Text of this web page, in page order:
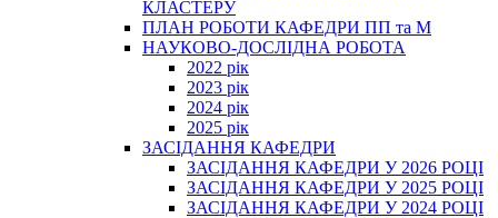
КЛАСТЕРУ
ПЛАН РОБОТИ КАФЕДРИ ПП та М
НАУКОВО-ДОСЛІДНА РОБОТА
2022 рік
2023 рік
2024 рік
2025 рік
ЗАСІДАННЯ КАФЕДРИ
ЗАСІДАННЯ КАФЕДРИ У 2026 РОЦІ
ЗАСІДАННЯ КАФЕДРИ У 2025 РОЦІ
ЗАСІДАННЯ КАФЕДРИ У 2024 РОЦІ